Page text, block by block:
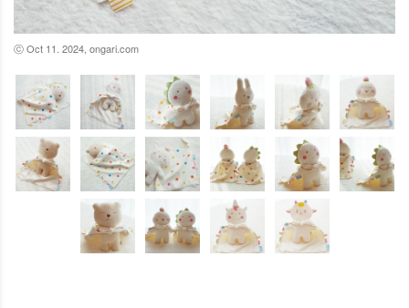
ⓒ Oct 11. 2024, ongari.com